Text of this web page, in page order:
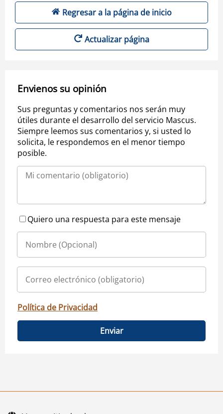
Regresar a la página de inicio
Actualizar página
Envienos su opinión
Sus preguntas y comentarios nos serán muy
útiles durante el desarrollo del servicio Mascus.
Siempre leemos sus comentarios y, si usted lo
solicita, le respondemos en el menor tiempo
posible.
Quiero una respuesta para este mensaje
Política de Privacidad
Enviar